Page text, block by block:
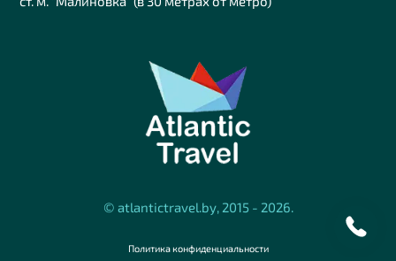
© atlantictravel.by, 2015 - 2026.
Политика конфиденциальности